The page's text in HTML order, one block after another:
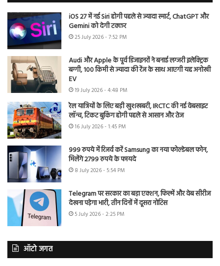
iOS 27 में नई Siri होगी पहले से ज्यादा स्मार्ट, ChatGPT और
Gemini को देगी टक्कर
25 July 2026 - 7:52 PM
Audi और Apple के पूर्व डिजाइनरों ने बनाई लग्जरी इलेक्ट्रिक
बग्गी, 100 किमी से ज्यादा की रेंज के साथ आएगी यह अनोखी
EV
19 July 2026 - 4:48 PM
रेल यात्रियों के लिए बड़ी खुशखबरी, IRCTC की नई वेबसाइट
लॉन्च, टिकट बुकिंग होगी पहले से आसान और तेज
16 July 2026 - 1:45 PM
999 रुपये में रिजर्व करें Samsung का नया फोल्डेबल फोन,
मिलेंगे 2799 रुपये के फायदे
8 July 2026 - 5:54 PM
Telegram पर सरकार का बड़ा एक्शन, फिल्में और वेब सीरीज
देखना पड़ेगा भारी, तीन दिनों में दूसरा नोटिस
5 July 2026 - 2:25 PM
ऑटो जगत